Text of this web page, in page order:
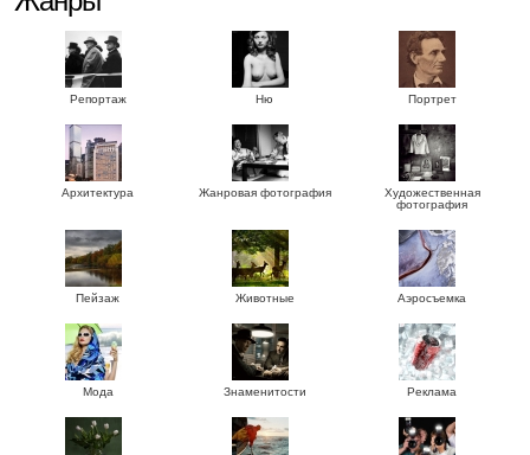
Репортаж Ню Портрет
Архитектура Жанровая фотография Художественная
фотография
Пейзаж Животные Аэросъемка
Мода Знаменитости Реклама